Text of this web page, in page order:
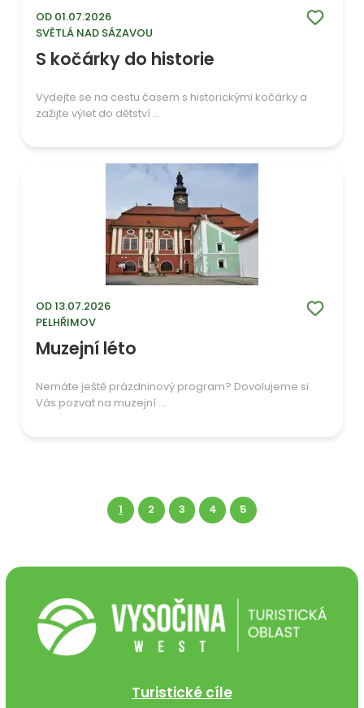
OD 01.07.2026
SVĚTLÁ NAD SÁZAVOU
S kočárky do historie
Vydejte se na cestu časem s historickými kočárky a
zažijte výlet do dětství ...
OD 13.07.2026
PELHŘIMOV
Muzejní léto
Nemáte ještě prázdninový program? Dovolujeme si
Vás pozvat na muzejní ...
1 2 3 4 5
Turistické cíle